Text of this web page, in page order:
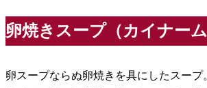
卵焼きスープ（カイナーム
卵スープならぬ卵焼きを具にしたスープ